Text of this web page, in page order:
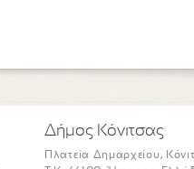
Δήμος Κόνιτσας
Πλατεία Δημαρχείου,